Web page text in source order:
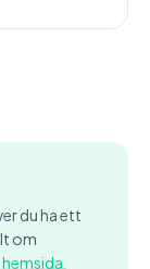
du ha ett
om